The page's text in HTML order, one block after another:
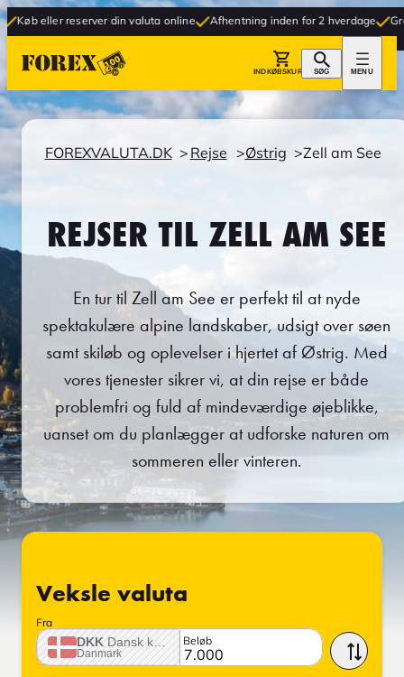
din valuta online Afhentning inden for 2 hverdage Gratis levering
INDKØBSKURV SØG MENU
FOREXVALUTA.DK Rejse Østrig Zell am See
REJSER TIL ZELL AM SEE
En tur til Zell am See er perfekt til at nyde
spektakulære alpine landskaber, udsigt over søen
samt skiløb og oplevelser i hjertet af Østrig. Med
vores tjenester sikrer vi, at din rejse er både
problemfri og fuld af mindeværdige øjeblikke,
uanset om du planlægger at udforske naturen om
sommeren eller vinteren.
Veksle valuta
Fra
DKK Dansk krone
Danmark
Beløb